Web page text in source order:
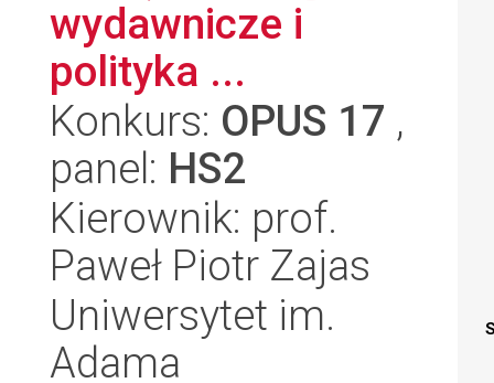
wydawnicze i
polityka ...
Konkurs: OPUS 17 ,
panel: HS2
Kierownik: prof.
Paweł Piotr Zajas
Uniwersytet im.
Adama